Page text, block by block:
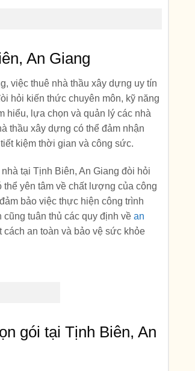
An Giang
việc thuê nhà thầu xây dựng uy tín
hỏi kiến thức chuyên môn, kỹ năng
hiểu, lựa chọn và quản lý các nhà
thầu xây dựng có thể đảm nhận
kiệm thời gian và công sức.
tại Tịnh Biên, An Giang đòi hỏi
yên tâm về chất lượng của công
bảo việc thực hiện công trình
tuân thủ các quy định về an
an toàn và bảo vệ sức khỏe
gói tại Tịnh Biên, An